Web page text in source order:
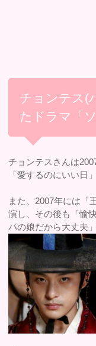
チョンテス(
たドラマ「
チョンテスさんは
「愛するのにいい日
また、2007年には「
演し、その後も「愉
パの娘だから大丈夫